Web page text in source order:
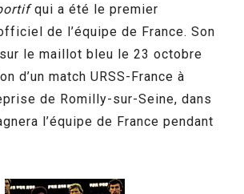
qui a été le premier
de l’équipe de France. Son
le maillot bleu le 23 octobre
d’un match URSS-France à
de Romilly-sur-Seine, dans
l’équipe de France pendant